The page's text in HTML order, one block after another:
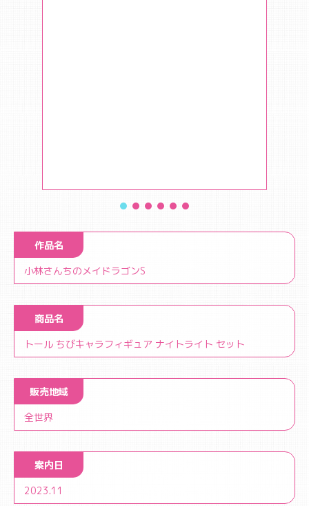
作品名
小林さんちのメイドラゴンS
商品名
トール ちびキャラフィギュア ナイトライト セット
販売地域
全世界
案内日
2023.11